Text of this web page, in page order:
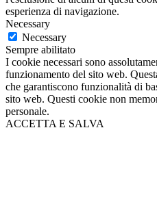
esperienza di navigazione.
Necessary
Necessary
Sempre abilitato
I cookie necessari sono
funzionamento del sito web.
che garantiscono funzionalità di
sito web. Questi cookie non
personale.
ACCETTA E SALVA